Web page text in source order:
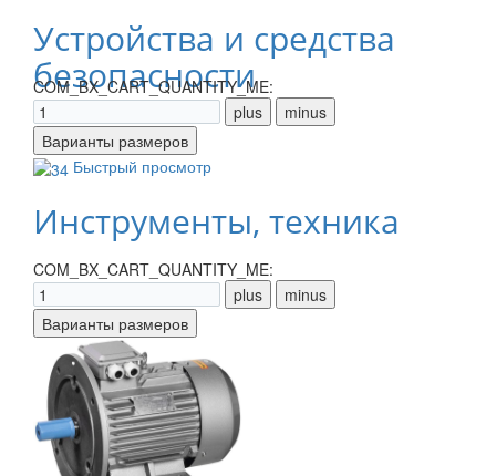
Устройства и средства
безопасности
COM_BX_CART_QUANTITY_ME:
Быстрый просмотр
Инструменты, техника
COM_BX_CART_QUANTITY_ME: